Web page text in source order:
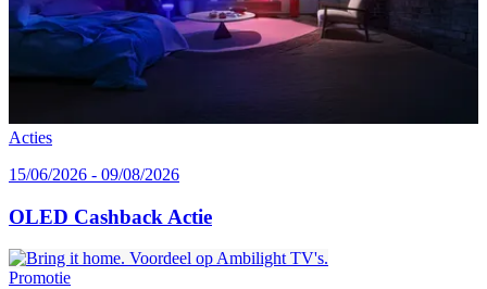
Acties
15/06/2026 - 09/08/2026
OLED Cashback Actie
Promotie